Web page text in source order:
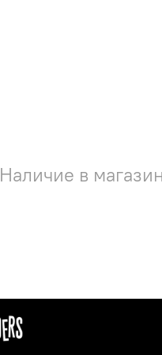
Наличие в